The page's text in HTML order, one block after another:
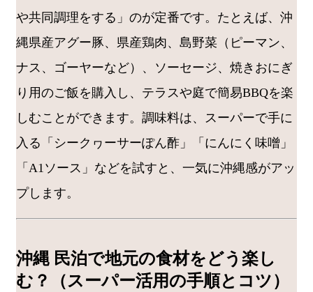
や共同調理をする」のが定番です。たとえば、沖
縄県産アグー豚、県産鶏肉、島野菜（ピーマン、
ナス、ゴーヤーなど）、ソーセージ、焼きおにぎ
り用のご飯を購入し、テラスや庭で簡易BBQを楽
しむことができます。調味料は、スーパーで手に
入る「シークヮーサーぽん酢」「にんにく味噌」
「A1ソース」などを試すと、一気に沖縄感がアッ
プします。
沖縄 民泊で地元の食材をどう楽し
む？（スーパー活用の手順とコツ）